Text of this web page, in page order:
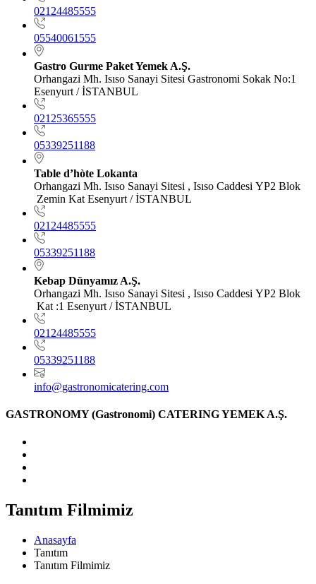
02124485555
05540061555
Gastro Gurme Paket Yemek A.Ş.
Orhangazi Mh. Isıso Sanayi Sitesi Gastronomi Sokak No:1
Esenyurt / İSTANBUL
02125365555
05339251188
Table d’hòte Lokanta
Orhangazi Mh. Isıso Sanayi Sitesi , Isıso Caddesi YP2 Blok
Zemin Kat Esenyurt / İSTANBUL
02124485555
05339251188
Kebap Dünyamız A.Ş.
Orhangazi Mh. Isıso Sanayi Sitesi , Isıso Caddesi YP2 Blok
Kat :1 Esenyurt / İSTANBUL
02124485555
05339251188
info@gastronomicatering.com
GASTRONOMY (Gastronomi) CATERING YEMEK A.Ş.
Tanıtım Filmimiz
Anasayfa
Tanıtım
Tanıtım Filmimiz